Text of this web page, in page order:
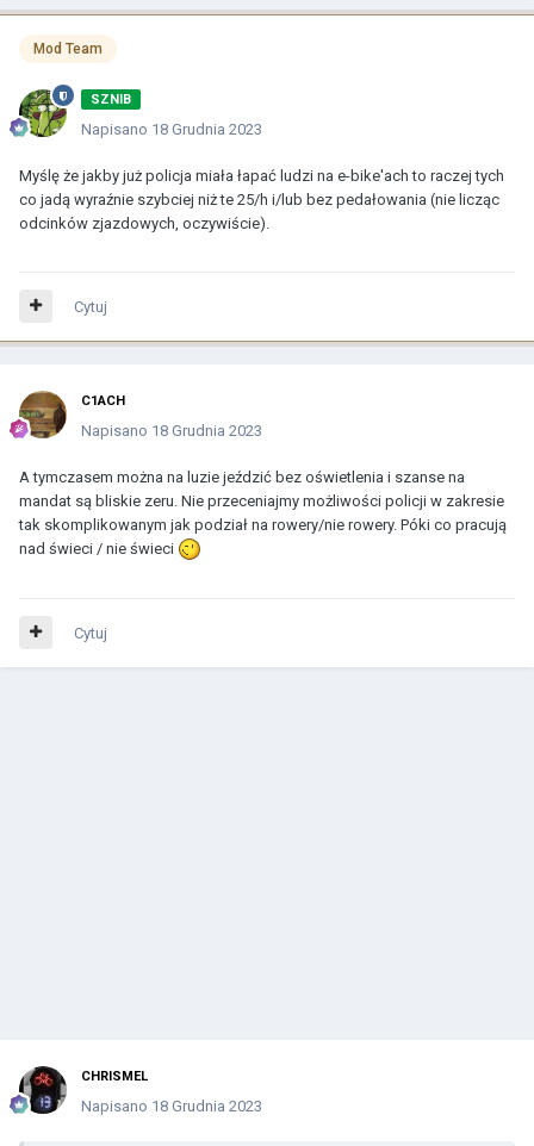
Mod Team
SZNIB
Napisano 18 Grudnia 2023
Myślę że jakby już policja miała łapać ludzi na e-bike'ach to raczej tych
co jadą wyraźnie szybciej niż te 25/h i/lub bez pedałowania (nie licząc
odcinków zjazdowych, oczywiście).
Cytuj
C1ACH
Napisano 18 Grudnia 2023
A tymczasem można na luzie jeździć bez oświetlenia i szanse na
mandat są bliskie zeru. Nie przeceniajmy możliwości policji w zakresie
tak skomplikowanym jak podział na rowery/nie rowery. Póki co pracują
nad świeci / nie świeci
Cytuj
CHRISMEL
Napisano 18 Grudnia 2023